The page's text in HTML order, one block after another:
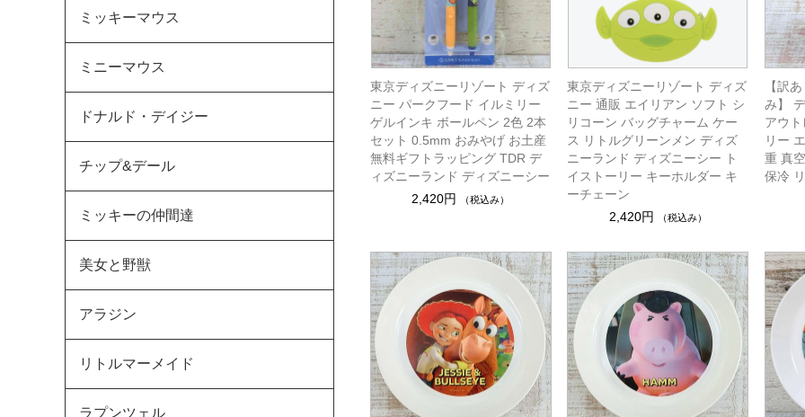
東京ディズニーリゾート ディズ
ニー パークフード イルミリー
ゲルインキ ボールペン 2色 2本
セット 0.5mm おみやげ お土産
無料ギフトラッピング TDR デ
ィズニーランド ディズニーシー
2,420円
（税込み）
東京ディズニーリゾート ディズ
ニー 通販 エイリアン ソフト シ
リコーン バッグチャーム ケー
ス リトルグリーンメン ディズ
ニーランド ディズニーシー ト
イストーリー キーホルダー キ
ーチェーン
2,420円
（税込み）
【訳
み】
アウ
リー
重 真
保冷
ミッキーマウス
ミニーマウス
ドナルド・デイジー
チップ&デール
ミッキーの仲間達
美女と野獣
アラジン
リトルマーメイド
ラプンツェル